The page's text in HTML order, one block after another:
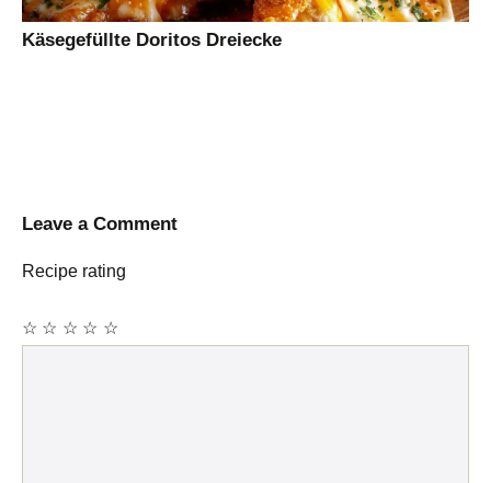
Käsegefüllte Doritos Dreiecke
Leave a Comment
Recipe rating
☆
☆
☆
☆
☆